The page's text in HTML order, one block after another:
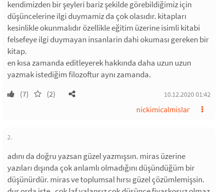
kendimizden bir şeyleri bariz şekilde görebildiğimiz için
düşüncelerine ilgi duymamiz da çok olasıdır. kitapları
kesinlikle okunmalıdır özellikle eğitim üzerine isimli kitabi
felsefeye ilgi duymayan insanlarin dahi okuması gereken bir
kitap.
en kısa zamanda editleyerek hakkında daha uzun uzun
yazmak istediğim filozoftur aynı zamanda.
(7) (2) 10.12.2020 01:42
nickimicalmislar
2.
adını da doğru yazsan güzel yazmışsın. miras üzerine
yazıları dışında çok anlamlı olmadığını düşündüğüm bir
düşünürdür. miras ve toplumsal hırsı güzel çözümlemişsin.